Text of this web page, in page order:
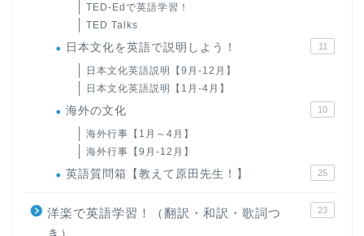
TED-Edで英語学習！
TED Talks
日本文化を英語で説明しよう！ 11
日本文化英語説明【9月-12月】
日本文化英語説明【1月-4月】
海外の文化 10
海外行事【1月～4月】
海外行事【9月-12月】
英語質問箱【教えて原田先生！】 25
洋楽で英語学習！（翻訳・和訳・歌詞つ
き）
23